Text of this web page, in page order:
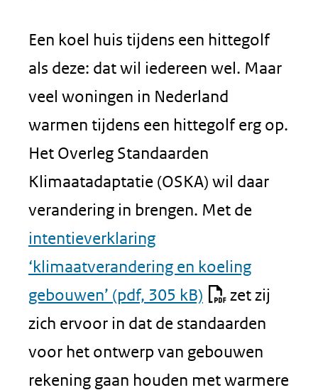
Een koel huis tijdens een hittegolf
als deze: dat wil iedereen wel. Maar
veel woningen in Nederland
warmen tijdens een hittegolf erg op.
Het Overleg Standaarden
Klimaatadaptatie (OSKA) wil daar
verandering in brengen. Met de
intentieverklaring
‘klimaatverandering en koeling
gebouwen’ (pdf, 305 kB)
zet zij
zich ervoor in dat de standaarden
voor het ontwerp van gebouwen
rekening gaan houden met warmere